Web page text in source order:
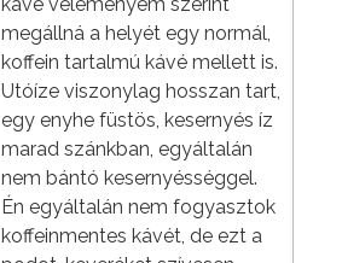
kávé véleményem szerint
megállná a helyét egy normál,
koffein tartalmú kávé mellett is.
Utóíze viszonylag hosszan tart,
egy enyhe füstös, kesernyés íz
marad szánkban, egyáltalán
nem bántó kesernyésséggel.
Én egyáltalán nem fogyasztok
koffeinmentes kávét, de ezt a